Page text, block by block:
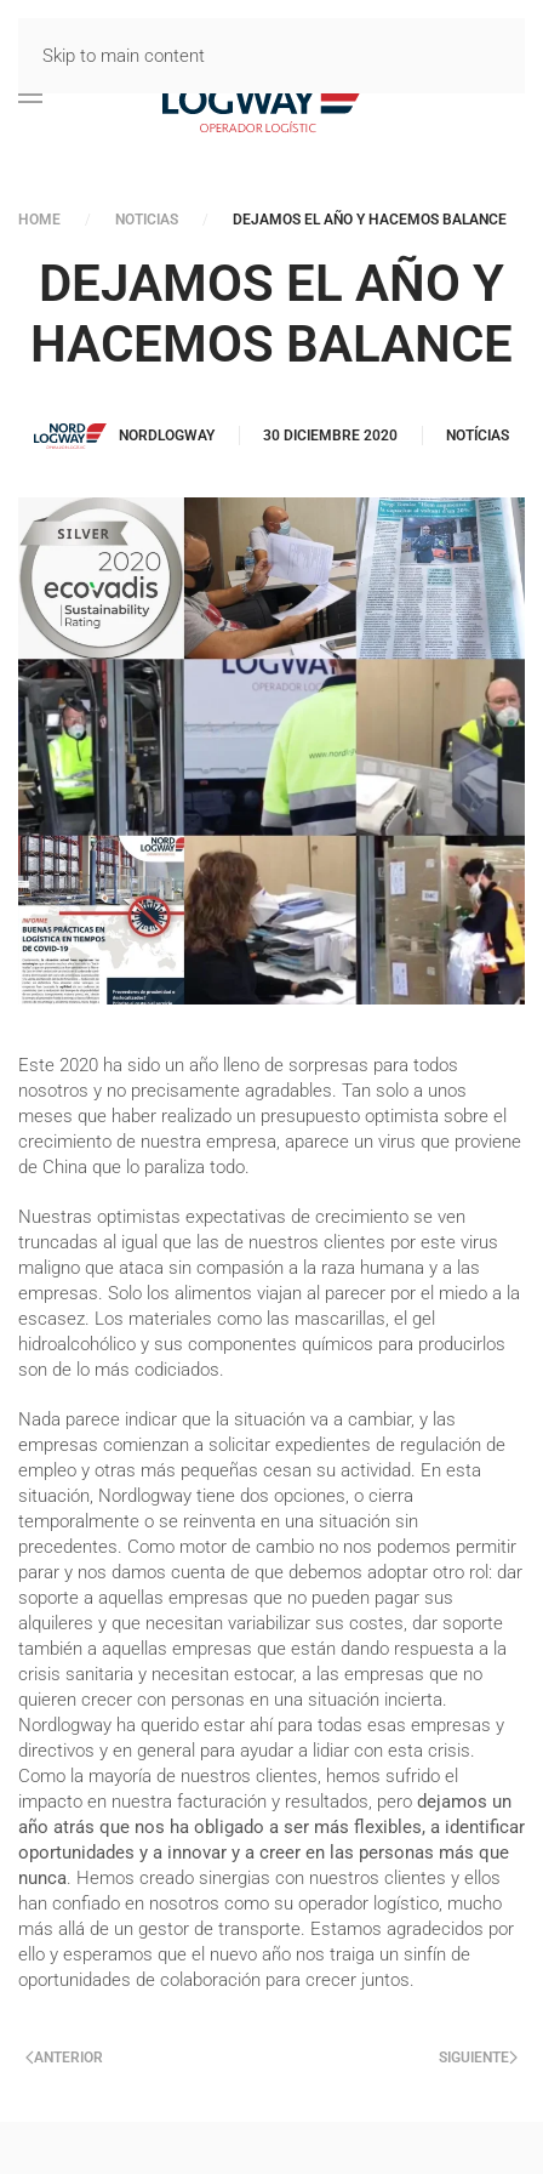
Skip to main content
HOME NOTICIAS DEJAMOS EL AÑO Y HACEMOS BALANCE
DEJAMOS EL AÑO Y
HACEMOS BALANCE
NORDLOGWAY 30 DICIEMBRE 2020 NOTÍCIAS
Este 2020 ha sido un año lleno de sorpresas para todos
nosotros y no precisamente agradables. Tan solo a unos
meses que haber realizado un presupuesto optimista sobre el
crecimiento de nuestra empresa, aparece un virus que proviene
de China que lo paraliza todo.
Nuestras optimistas expectativas de crecimiento se ven
truncadas al igual que las de nuestros clientes por este virus
maligno que ataca sin compasión a la raza humana y a las
empresas. Solo los alimentos viajan al parecer por el miedo a la
escasez. Los materiales como las mascarillas, el gel
hidroalcohólico y sus componentes químicos para producirlos
son de lo más codiciados.
Nada parece indicar que la situación va a cambiar, y las
empresas comienzan a solicitar expedientes de regulación de
empleo y otras más pequeñas cesan su actividad. En esta
situación, Nordlogway tiene dos opciones, o cierra
temporalmente o se reinventa en una situación sin
precedentes. Como motor de cambio no nos podemos permitir
parar y nos damos cuenta de que debemos adoptar otro rol: dar
soporte a aquellas empresas que no pueden pagar sus
alquileres y que necesitan variabilizar sus costes, dar soporte
también a aquellas empresas que están dando respuesta a la
crisis sanitaria y necesitan estocar, a las empresas que no
quieren crecer con personas en una situación incierta.
Nordlogway ha querido estar ahí para todas esas empresas y
directivos y en general para ayudar a lidiar con esta crisis.
Como la mayoría de nuestros clientes, hemos sufrido el
impacto en nuestra facturación y resultados, pero dejamos un
año atrás que nos ha obligado a ser más flexibles, a identificar
oportunidades y a innovar y a creer en las personas más que
nunca. Hemos creado sinergias con nuestros clientes y ellos
han confiado en nosotros como su operador logístico, mucho
más allá de un gestor de transporte. Estamos agradecidos por
ello y esperamos que el nuevo año nos traiga un sinfín de
oportunidades de colaboración para crecer juntos.
ANTERIOR SIGUIENTE